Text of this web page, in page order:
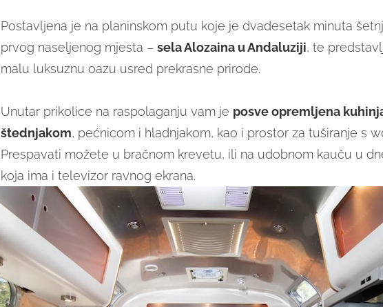
Postavljena je na planinskom putu koje je dvadesetak minuta
prvog naseljenog mjesta – sela Alozaina u Andaluziji, te
malu luksuznu oazu usred prekrasne prirode.
Unutar prikolice na raspolaganju vam je posve opremljena
štednjakom, pećnicom i hladnjakom, kao i prostor za tuširanje s
Prespavati možete u bračnom krevetu, ili na udobnom kauču u
koja ima i televizor ravnog ekrana.